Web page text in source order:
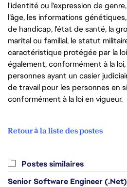
l'identité ou l'expression de
l’âge, les informations
de handicap, l'état de santé, la
marital ou familial, le statut
caractéristique protégée par la
également, conformément à la
personnes ayant un casier
de travail pour les personnes en
conformément à la loi en vigueur.
Retour à la liste des postes
Postes similaires
Senior Software Engineer (.Net)